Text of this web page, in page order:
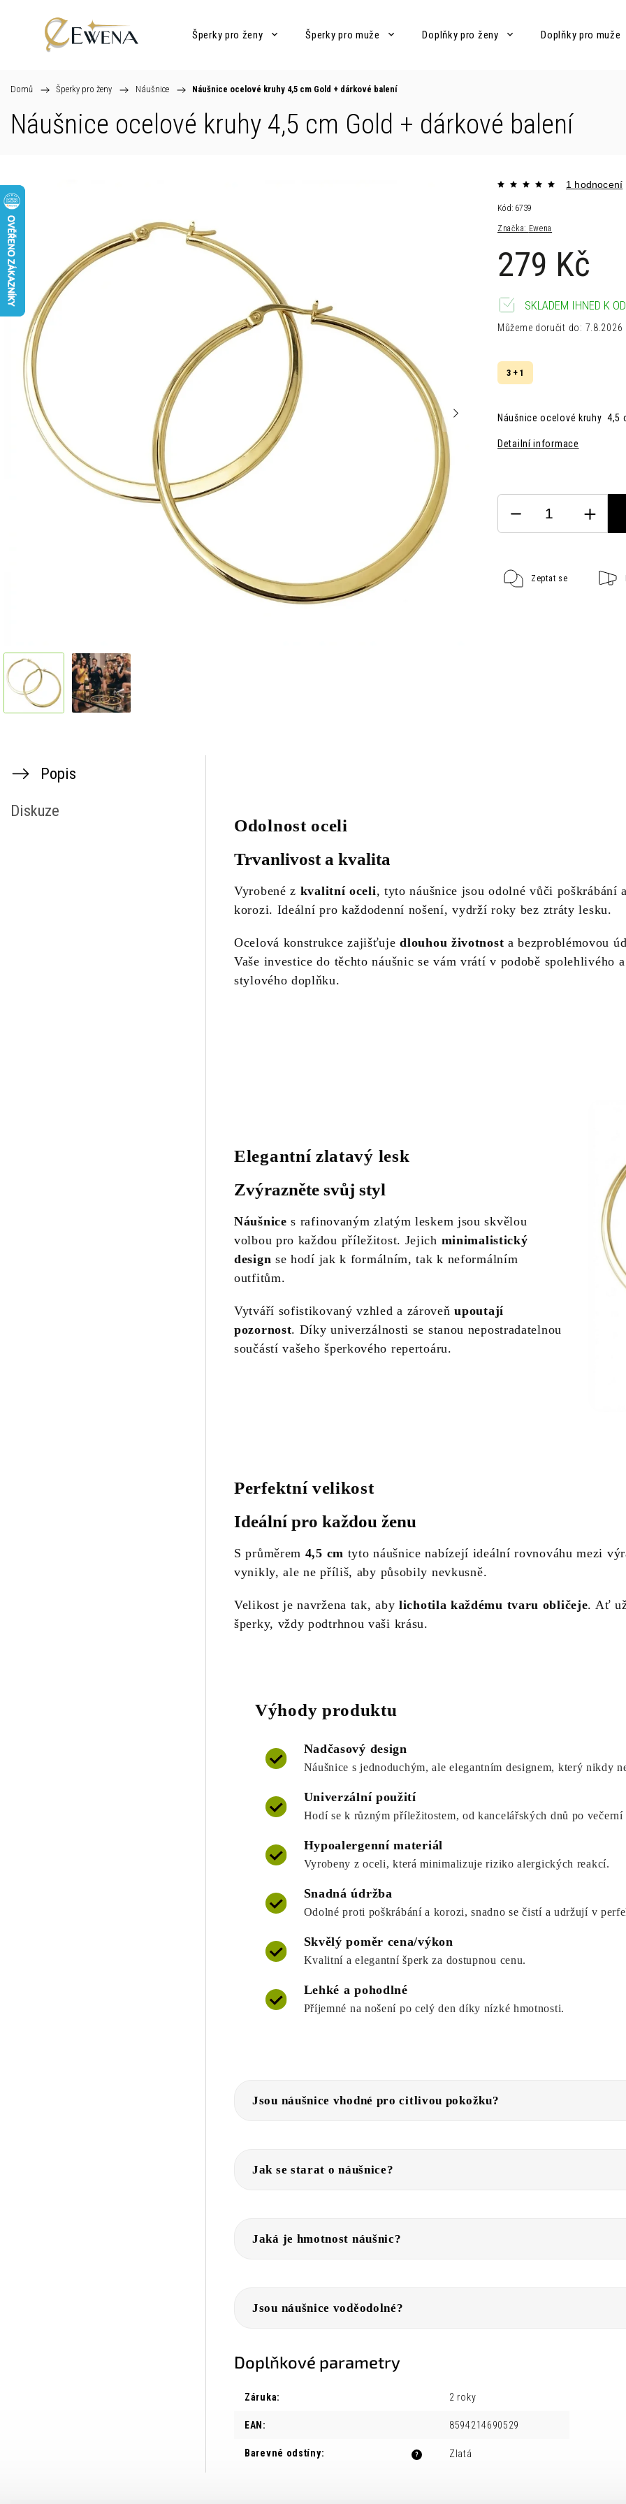
Šperky pro ženy Šperky pro muže Doplňky pro ženy Doplňky pro muže
Domů / Šperky pro ženy / Náušnice / Náušnice ocelové kruhy 4,5 cm Gold + dárkové balení
Náušnice ocelové kruhy 4,5 cm Gold + dárkové balení
Značka: Ewena
1 hodnocení
279 Kč
Kód: 6739
3 + 1
Náušnice ocelové kruhy 4,5
Detailní informace
SKLADEM IHNED K
Můžeme doručit do: 7.8.2026
Zeptat se
Popis
Diskuze
Odolnost oceli
Trvanlivost a kvalita
Vyrobené z kvalitní oceli, tyto náušnice jsou odolné vůči poškrábání
korozi. Ideální pro každodenní nošení, vydrží roky bez ztráty lesku.
Ocelová konstrukce zajišťujedlouhou životnost a bezproblémovou
Vaše investice do těchto náušnic se vám vrátí v podobě spolehlivého a
stylového doplňku.
Elegantní zlatavý lesk
Zvýrazněte svůj styl
Náušnice s rafinovaným zlatým leskem jsou skvělou
volbou pro každou příležitost. Jejich minimalistický
design se hodí jak k formálním, tak k neformálním
outfitům.
Vytváří sofistikovaný vzhled a zároveňupoutají
pozornost. Díky univerzálnosti se stanou nepostradatelnou
součástí vašeho šperkového repertoáru.
Perfektní velikost
Ideální pro každou ženu
S průměrem 4,5 cm tyto náušnice nabízejí ideální rovnováhu mezi
vynikly, ale ne příliš, aby působily nevkusně.
Velikost je navržena tak, aby lichotila každému tvaru obličeje. Ať
šperky, vždy podtrhnou vaši krásu.
Výhody produktu
Nadčasový design
Náušnice s jednoduchým, ale elegantním designem, který nikdy
Univerzální použití
Hodí se k různým příležitostem, od kancelářských dnů po večerní
Hypoalergenní materiál
Vyrobeny z oceli, která minimalizuje riziko alergických reakcí.
Snadná údržba
Odolné proti poškrábání a korozi, snadno se čistí a udržují v
Skvělý poměr cena/výkon
Kvalitní a elegantní šperk za dostupnou cenu.
Lehké a pohodlné
Příjemné na nošení po celý den díky nízké hmotnosti.
Jsou náušnice vhodné pro citlivou pokožku?
Jak se starat o náušnice?
Jaká je hmotnost náušnic?
Jsou náušnice voděodolné?
Doplňkové parametry
Záruka: 2 roky
EAN: 8594214690529
?
Barevné odstíny: Zlatá